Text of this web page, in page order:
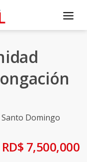
Santo Domingo
RD$ 7,500,000